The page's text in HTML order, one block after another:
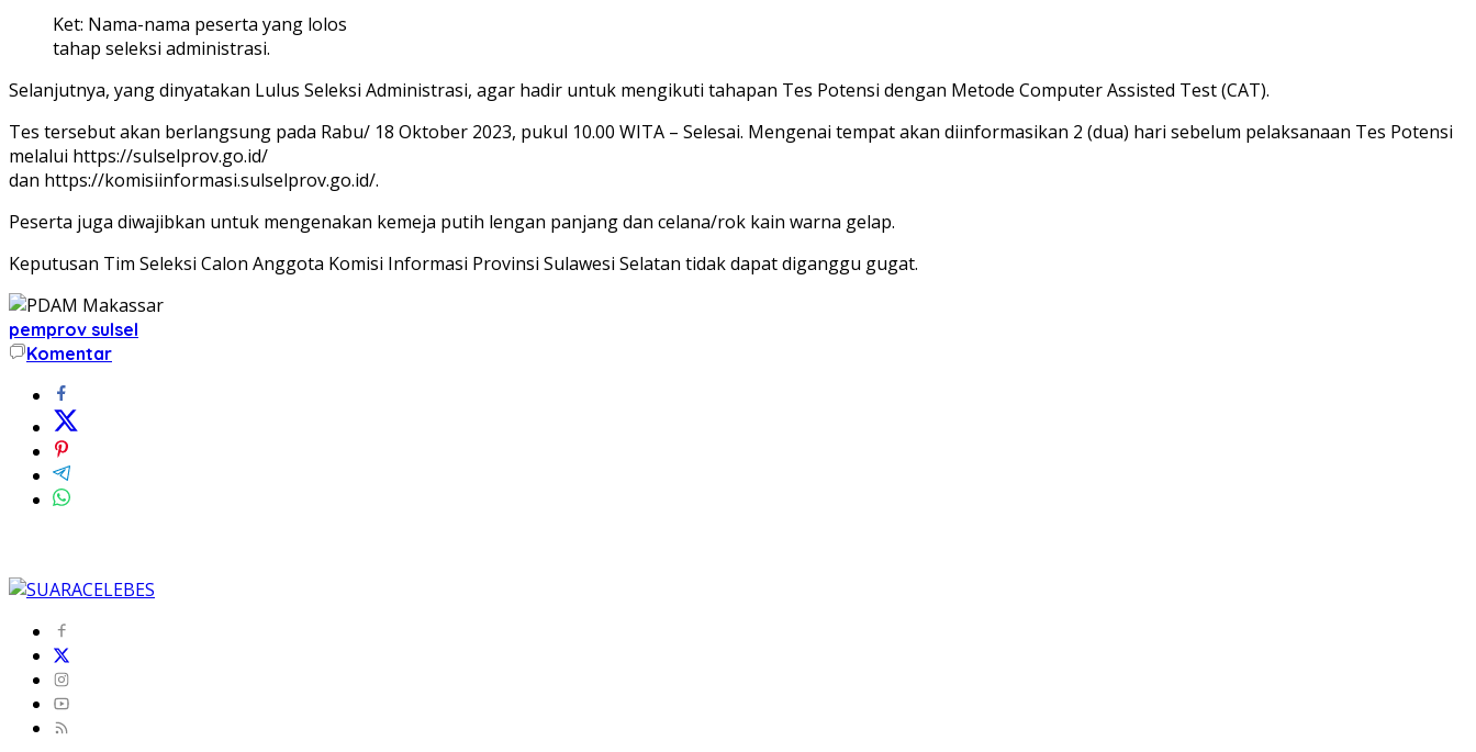
Ket: Nama-nama peserta yang lolos
tahap seleksi administrasi.
Selanjutnya, yang dinyatakan Lulus Seleksi Administrasi, agar hadir untuk mengikuti tahapan Tes Potensi dengan Metode Computer Assisted Test (CAT).
Tes tersebut akan berlangsung pada Rabu/ 18 Oktober 2023, pukul 10.00 WITA – Selesai. Mengenai tempat akan diinformasikan 2 (dua) hari sebelum pelaksanaan Tes Potensi
melalui https://sulselprov.go.id/
dan https://komisiinformasi.sulselprov.go.id/.
Peserta juga diwajibkan untuk mengenakan kemeja putih lengan panjang dan celana/rok kain warna gelap.
Keputusan Tim Seleksi Calon Anggota Komisi Informasi Provinsi Sulawesi Selatan tidak dapat diganggu gugat.
pemprov sulsel
Komentar